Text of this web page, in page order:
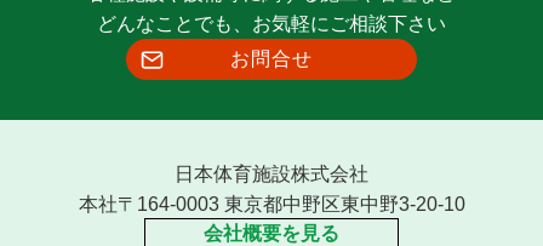
どんなことでも、お気軽にご相談下さい
お問合せ
日本体育施設株式会社
本社〒164-0003 東京都中野区東中野3-20-10
会社概要を見る